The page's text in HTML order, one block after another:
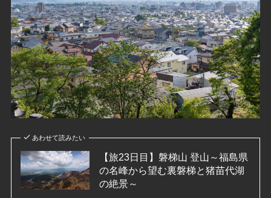
あわせて読みたい
【旅23日目】磐梯山 登山～福島県
の名峰から望む裏磐梯と猪苗代湖
の絶景～